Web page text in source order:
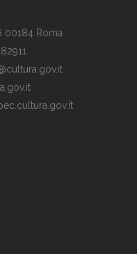
00184 Roma